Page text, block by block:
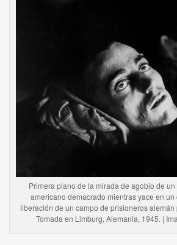
Primera plano de la mirada de agobio de
americano demacrado mientras yace en un
liberación de un campo de prisioneros alemán
Tomada en Limburg, Alemania, 1945. |